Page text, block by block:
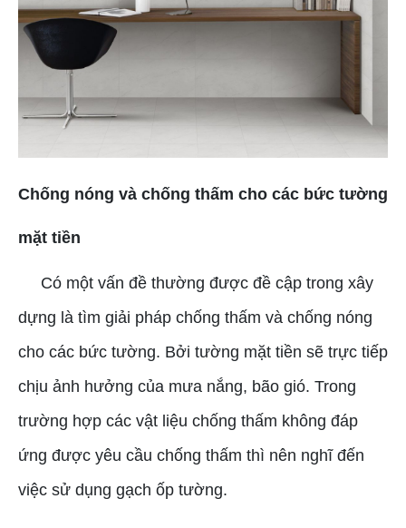
Chống nóng và chống thấm cho các bức tường
mặt tiền
Có một vấn đề thường được đề cập trong xây
dựng là tìm giải pháp chống thấm và chống nóng
cho các bức tường. Bởi tường mặt tiền sẽ trực tiếp
chịu ảnh hưởng của mưa nắng, bão gió. Trong
trường hợp các vật liệu chống thấm không đáp
ứng được yêu cầu chống thấm thì nên nghĩ đến
việc sử dụng gạch ốp tường.